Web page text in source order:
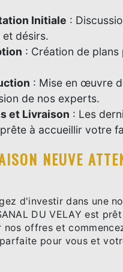
Initiale :
et désirs.
: Création de
: Mise en œuvre
de nos experts.
et Livraison : Les
à accueillir votre
NEUVE
d'investir dans une
DU VELAY est
nos offres et
pour vous et